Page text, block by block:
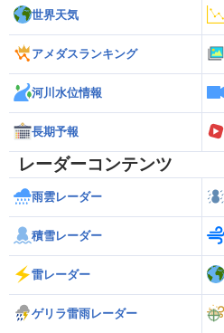
世界天気
アメダスランキング
河川水位情報
長期予報
レーダーコンテンツ
雨雲レーダー
積雪レーダー
雷レーダー
ゲリラ雷雨レーダー